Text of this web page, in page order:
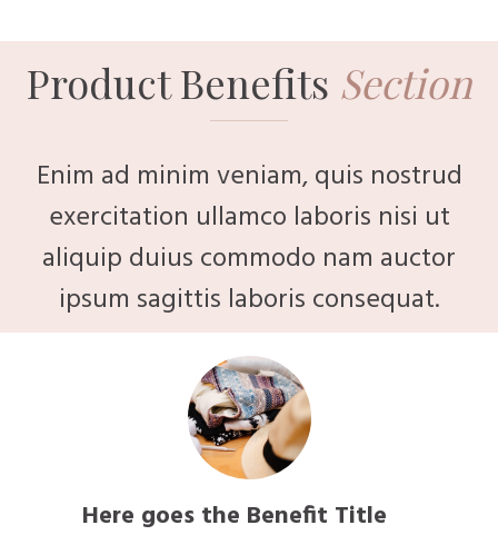
Product Benefits Section
Enim ad minim veniam, quis nostrud
exercitation ullamco laboris nisi ut
aliquip duius commodo nam auctor
ipsum sagittis laboris consequat.
Here goes the Benefit Title